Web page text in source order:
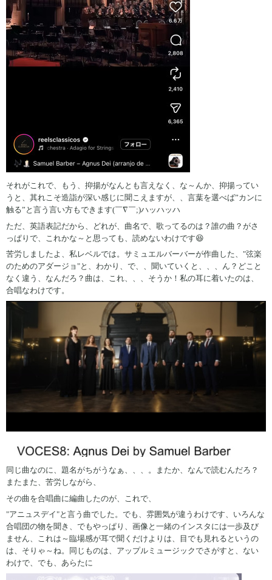
それがこれで、もう、抑揚がなんとも言えなく、な～んか、抑揚ってい
うと、其れこそ造詣が深い感じに聞こえますが、、言葉を選べば”カンに
触る”と言う言い方もできます(￣∇￣;)ハッハッハ
ただ、英語表記だから、どれが、曲名で、歌ってるのは？誰の曲？がさ
っぱりで、これかな～と思っても、読めないわけです😆
苦労しましたよ、私レベルでは。サミュエルバーバーが作曲した、"弦楽
のためのアダージョ"と、わかり、で、、聞いていくと、、、ん？どこと
なく違う、なんだろ？曲は、これ、、、そうか！私の耳に着いたのは、
合唱なわけです。
同じ曲なのに、題名がちがうなぁ、、、。またか、なんで読むんだろ？
またまた、苦労しながら、
その曲を合唱曲に編曲したのが、これで、
"アニュスデイ"と言う曲でした。でも、雰囲気が違うわけです、いろんな
合唱団の物を聞き、でもやっぱり、画像と一緒のインスタには一歩及び
ません、これは～臨場感が耳で聞くだけよりは、目でも見れるというの
は、そりゃ～ね。同じものは、アップルミュージックでさがすと、ない
わけで、でも、あらたに